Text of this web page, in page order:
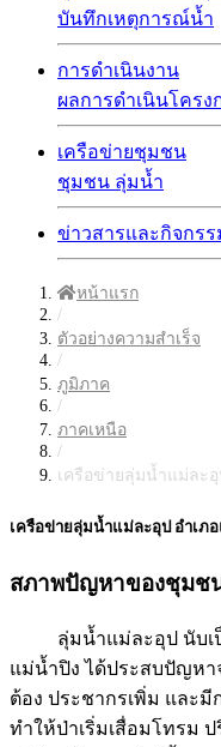
บันทึกเหตุการณ์น้ำ
การดำเนินงาน
ผลการดำเนินโครง
เครือข่ายชุมชน
ชุมชน ลุ่มน้ำ
ข่าวสารและกิจกรร
หน้าแรก
/
ตัวอย่างความสำเร็จ
/
ภูมิภาค
/
ภาคเหนือ
/
เครือข่ายลุ่มน้ำแม่ละอุ
เครือข่ายลุ่มน้ำแม่ละอุป อำเภ
สภาพปัญหาของชุมช
ลุ่มน้ำแม่ละอุป นับ
แม่น้ำปิง ได้ประสบปัญห
ต้อง ประชากรเพิ่ม และ
ทำให้ป่าเริ่มเสื่อมโทรม